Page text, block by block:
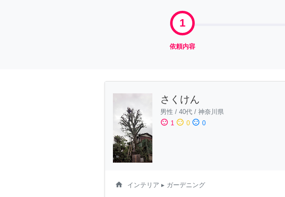
1
依頼内容
さくけん
男性 / 40代 / 神奈川県
sentiment_satisfied 1 sentiment_neutral 0 sentiment_dissatisfied 0
home インテリア ▸ ガーデニング